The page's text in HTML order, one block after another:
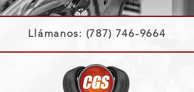
Llámanos: (787) 746-9664